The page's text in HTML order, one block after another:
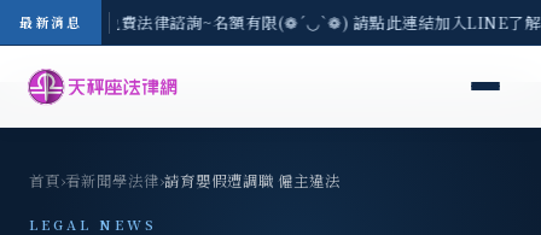
最新消息
8/3(一) 現場免費法律諮詢~名額有限(❁´◡`❁) 請點此連結加入LINE了
首頁›看新聞學法律›請育嬰假遭調職 僱主違法
LEGAL NEWS